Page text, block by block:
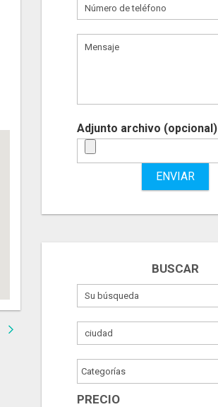
Adjunto archivo (opcional)
ENVIAR
BUSCAR
PRECIO